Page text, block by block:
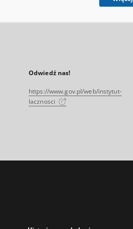
Odwiedź nas!
https://www.gov.pl/web/instytut-
lacznosci